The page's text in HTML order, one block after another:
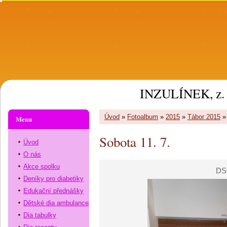
INZULÍNEK, z.
Úvod » Fotoalbum » 2015 » Tábor 2015
Sobota 11. 7.
Menu
Úvod
O nás
Akce spolku
Deníky pro diabetiky
Edukační přednášky
Dětské dia ambulance
Dia tabulky